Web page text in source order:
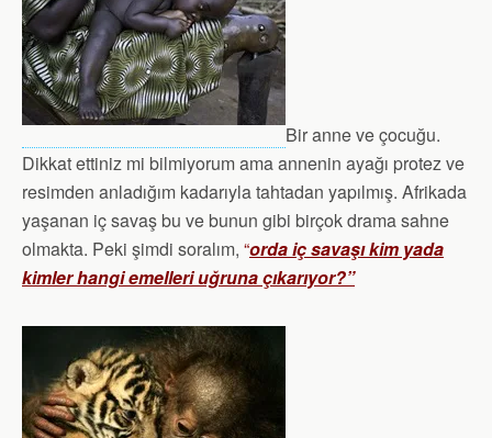
Bir anne ve çocuğu.
Dikkat ettiniz mi bilmiyorum ama annenin ayağı protez ve
resimden anladığım kadarıyla tahtadan yapılmış. Afrikada
yaşanan iç savaş bu ve bunun gibi birçok drama sahne
olmakta. Peki şimdi soralım, “orda iç savaşı kim yada
kimler hangi emelleri uğruna çıkarıyor?”